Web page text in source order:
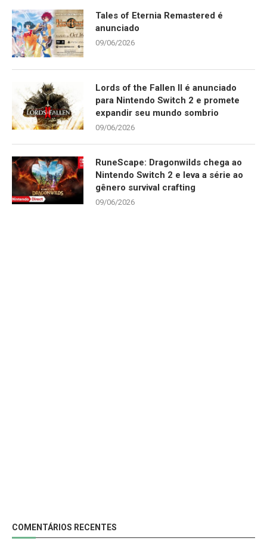
Tales of Eternia Remastered é
anunciado
09/06/2026
Lords of the Fallen II é anunciado
para Nintendo Switch 2 e promete
expandir seu mundo sombrio
09/06/2026
RuneScape: Dragonwilds chega ao
Nintendo Switch 2 e leva a série ao
gênero survival crafting
09/06/2026
COMENTÁRIOS RECENTES